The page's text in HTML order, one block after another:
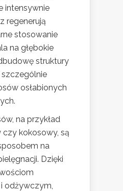
intensywnie
regenerują
stosowanie
na głębokie
struktury
szczególnie
osłabionych
na przykład
kokosowy, są
na
Dzięki
odżywczym,